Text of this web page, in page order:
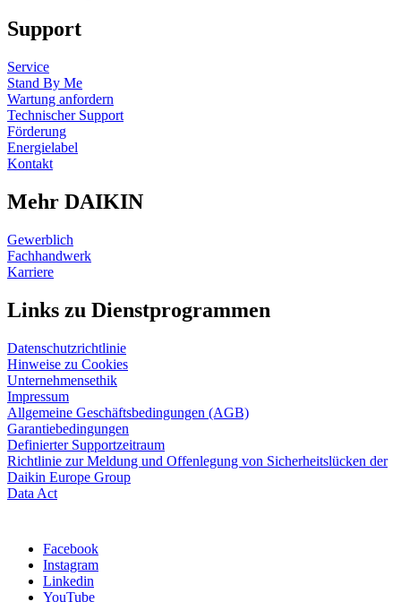
Support
Service
Stand By Me
Wartung anfordern
Technischer Support
Förderung
Energielabel
Kontakt
Mehr DAIKIN
Gewerblich
Fachhandwerk
Karriere
Links zu Dienstprogrammen
Datenschutzrichtlinie
Hinweise zu Cookies
Unternehmensethik
Impressum
Allgemeine Geschäftsbedingungen (AGB)
Garantiebedingungen
Definierter Supportzeitraum
Richtlinie zur Meldung und Offenlegung von Sicherheitslücken der
Daikin Europe Group
Data Act
Facebook
Instagram
Linkedin
YouTube